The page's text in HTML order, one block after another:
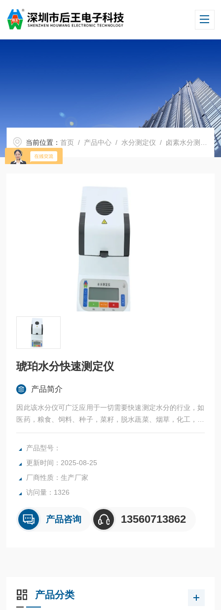
当前位置：首页 / 产品中心 / 水分测定仪 / 卤素水分测定仪 /
琥珀水分快速测定仪
产品简介
因此该水分仪可广泛应用于一切需要快速测定水分的行业，如
医药，粮食、饲料、种子，菜籽，脱水蔬菜、烟草，化工，茶
叶，食品、肉类以及纺织，农林、造纸、橡胶、塑胶、纺织等
行业中的实验室与生产过程中。同时满足固体、颗粒、粉末、
司始终立志于为用户提供多用途，多性能的高质量产品，为您
打造快速，准确，物超所值的水分测定仪**。
产品型号：
更新时间：2025-08-25
厂商性质：生产厂家
访问量：1326
产品咨询 13560713862
产品分类